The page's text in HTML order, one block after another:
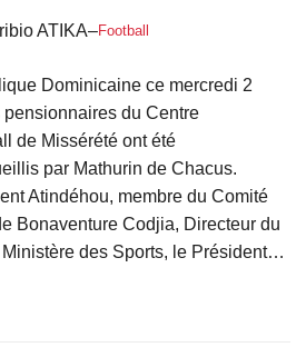
ATIKA–Football
Dominicaine ce mercredi 2
du Centre
de Missérété ont été
par Mathurin de Chacus.
Atindéhou, membre du Comité
Bonaventure Codjia, Directeur du
Ministère des Sports, le Président…